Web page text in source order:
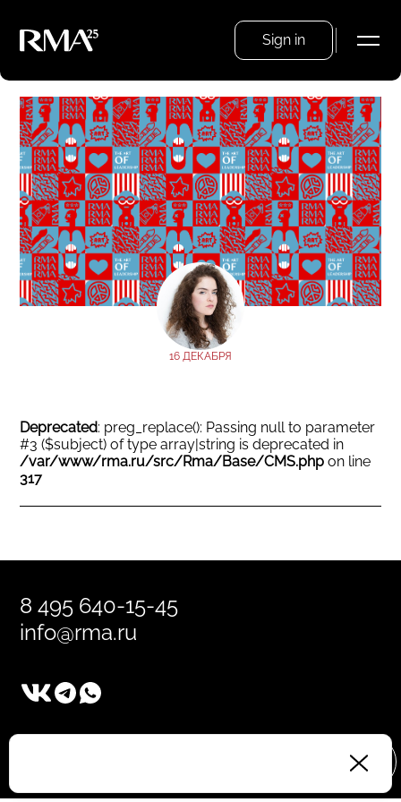
Sign in
16 ДЕКАБРЯ
Deprecated: preg_replace(): Passing null to parameter
#3 ($subject) of type array|string is deprecated in
/var/www/rma.ru/src/Rma/Base/CMS.php on line
317
8 495 640-15-45
info@rma.ru